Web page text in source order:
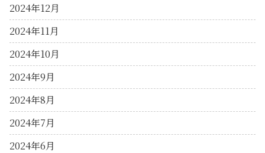
2024年12月
2024年11月
2024年10月
2024年9月
2024年8月
2024年7月
2024年6月